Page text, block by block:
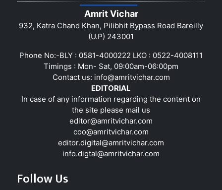
Amrit Vichar
932, Katra Chand Khan, Pilibhit Bypass Road Bareilly
(U.P) 243001
Phone No:-BLY : 0581-4000222 LKO : 0522-4008111
Timings : Mon- Sat, 09:00am-06:00pm
Contact us: info@amritvichar.com
EDITORIAL
In case of any information regarding the content on
the site please mail us
editor@amritvichar.com
coo@amritvichar.com
editor.digital@amritvichar.com
info.digtal@amritvichar.com
Follow Us